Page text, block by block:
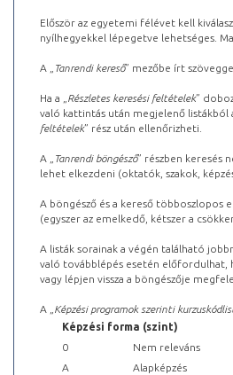
Először az egyetemi félévet kell
nyílhegyekkel lépegetve lehetséges.
A „ Tanrendi kereső” mezőbe írt
Ha a „ Részletes keresési feltételek”
való kattintás után megjelenő
feltételek” rész után ellenőrizheti.
A „ Tanrendi böngésző” részben keresés
lehet elkezdeni (oktatók, szakok,
A böngésző és a kereső többoszlopos
(egyszer az emelkedő, kétszer a
A listák sorainak a végén található
való továbblépés esetén előfordulhat,
vagy lépjen vissza a böngészője
A „ Képzési programok szerinti
Képzési forma (szint)
0
Nem releváns
A
Alapképzés